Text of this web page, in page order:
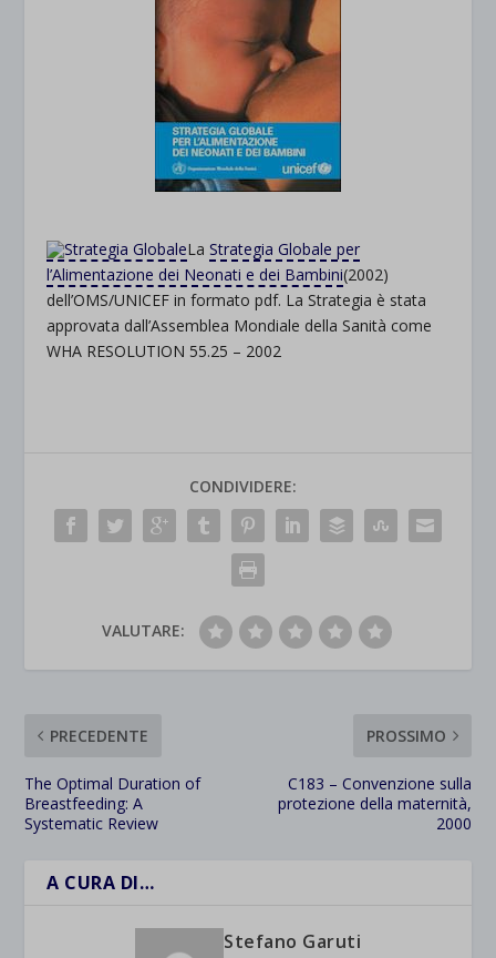
LaStrategia Globale per
l’Alimentazione dei Neonati e dei Bambini(2002)
dell’OMS/UNICEF in formato pdf. La Strategia è stata
approvata dall’Assemblea Mondiale della Sanità come
WHA RESOLUTION 55.25 – 2002
CONDIVIDERE:
VALUTARE:
PRECEDENTE
The Optimal Duration of
Breastfeeding: A
Systematic Review
PROSSIMO
C183 – Convenzione sulla
protezione della maternità,
2000
A CURA DI…
Stefano Garuti